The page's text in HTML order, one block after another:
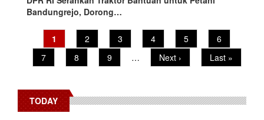
Bandungrejo, Dorong…
PaginationCurrent
page
1 Page
2 Page
3 Page
4 Page
5 Page
6
Page
7 Page
8 Page
9 …
Next
page
Next ›
Last
page
Last »
TODAY